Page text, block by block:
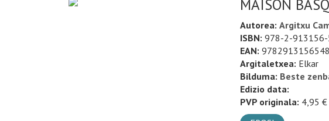
MAISON
Autorea: Argitxu
ISBN: 978-2-
EAN: 9782913156548
Argitaletxea: Elkar
Bilduma: Beste
Edizio data:
PVP originala: 4,95 €